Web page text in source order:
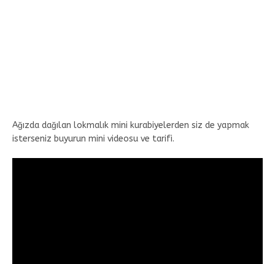
Ağızda dağılan lokmalık mini kurabiyelerden siz de yapmak
isterseniz buyurun mini videosu ve tarifi.